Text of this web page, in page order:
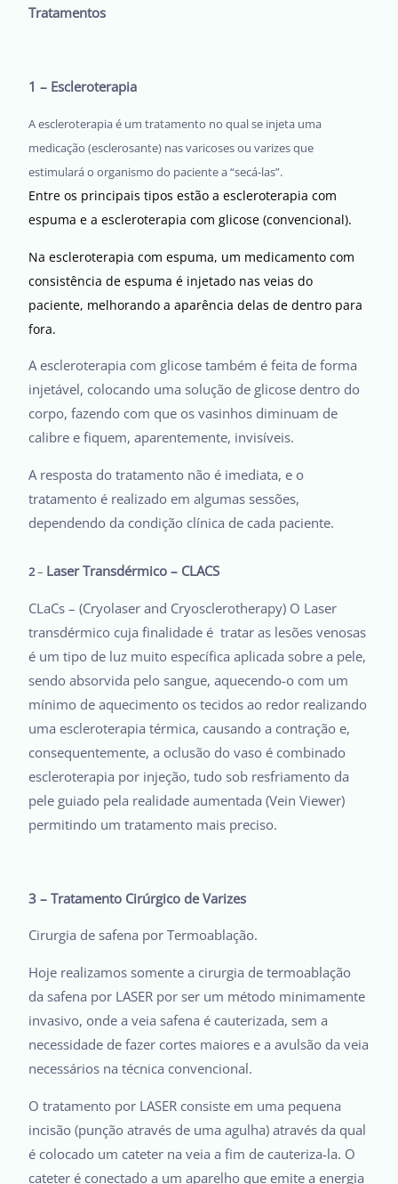
Tratamentos
1 – Escleroterapia
A escleroterapia é um tratamento no qual se injeta uma
medicação (esclerosante) nas varicoses ou varizes que
estimulará o organismo do paciente a “secá-las”.
Entre os principais tipos estão a escleroterapia com
espuma e a escleroterapia com glicose (convencional).
Na escleroterapia com espuma, um medicamento com
consistência de espuma é injetado nas veias do
paciente, melhorando a aparência delas de dentro para
fora.
A escleroterapia com glicose também é feita de forma
injetável, colocando uma solução de glicose dentro do
corpo, fazendo com que os vasinhos diminuam de
calibre e fiquem, aparentemente, invisíveis.
A resposta do tratamento não é imediata, e o
tratamento é realizado em algumas sessões,
dependendo da condição clínica de cada paciente.
2– Laser Transdérmico – CLACS
CLaCs – (Cryolaser and Cryosclerotherapy) O Laser
transdérmico cuja finalidade é tratar as lesões venosas
é um tipo de luz muito específica aplicada sobre a pele,
sendo absorvida pelo sangue, aquecendo-o com um
mínimo de aquecimento os tecidos ao redor realizando
uma escleroterapia térmica, causando a contração e,
consequentemente, a oclusão do vaso é combinado
escleroterapia por injeção, tudo sob resfriamento da
pele guiado pela realidade aumentada (Vein Viewer)
permitindo um tratamento mais preciso.
3 – Tratamento Cirúrgico de Varizes
Cirurgia de safena por Termoablação.
Hoje realizamos somente a cirurgia de termoablação
da safena por LASER por ser um método minimamente
invasivo, onde a veia safena é cauterizada, sem a
necessidade de fazer cortes maiores e a avulsão da veia
necessários na técnica convencional.
O tratamento por LASER consiste em uma pequena
incisão (punção através de uma agulha) através da qual
é colocado um cateter na veia a fim de cauteriza-la. O
cateter é conectado a um aparelho que emite a energia